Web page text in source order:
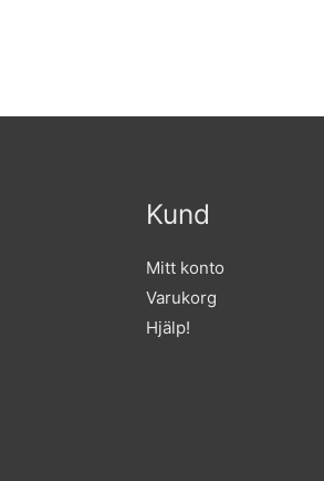
Kund
Mitt konto
Varukorg
Hjälp!